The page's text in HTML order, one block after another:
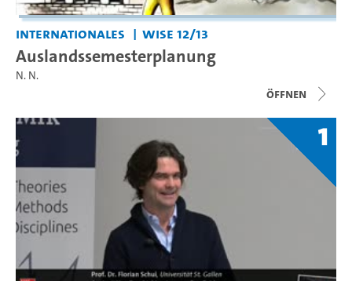
Internationales WiSe 12/13
Auslandssemesterplanung
N. N.
Öffnen
1